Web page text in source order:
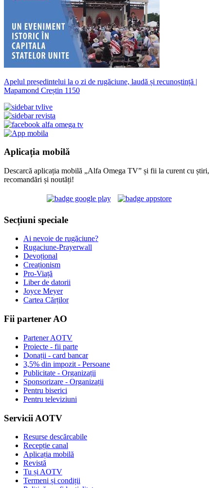
Apelul președintelui la o zi de rugăciune, laudă și recunoștință |
Mapamond Creștin 1150
Aplicația mobilă
Descarcă aplicația mobilă „Alfa Omega TV” și fii la curent cu știri,
recomandări și noutăți!
Secțiuni speciale
Ai nevoie de rugăciune?
Rugaciune-Prayerwall
Devoțional
Creaționism
Pro-Viață
Liber de datorii
Joyce Meyer
Cartea Cărților
Fii partener AO
Partener AOTV
Proiecte - fii parte
Donații - card bancar
3,5% din impozit - Persoane
Publicitate - Organizații
Sponsorizare - Organizații
Pentru biserici
Pentru televiziuni
Servicii AOTV
Resurse descărcabile
Recepție canal
Aplicația mobilă
Revistă
Tu și AOTV
Termeni și condiții